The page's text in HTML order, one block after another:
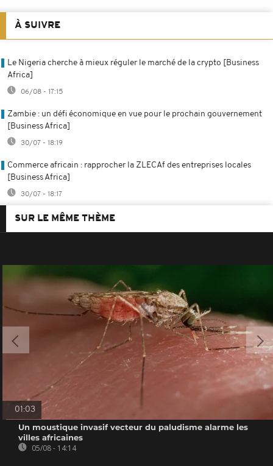
À SUIVRE
Le Nigeria cherche à mieux réguler le marché de la crypto [Business
Africa]
06/08 - 17:15
Zambie : un défi économique en vue pour le prochain gouvernement
[Business Africa]
30/07 - 18:19
Commerce africain : rapprocher la ZLECAf des entreprises locales
[Business Africa]
30/07 - 18:17
SUR LE MÊME THÈME
01:03
Un moustique invasif vecteur du paludisme alarme les
villes africaines
05/08 - 14:14